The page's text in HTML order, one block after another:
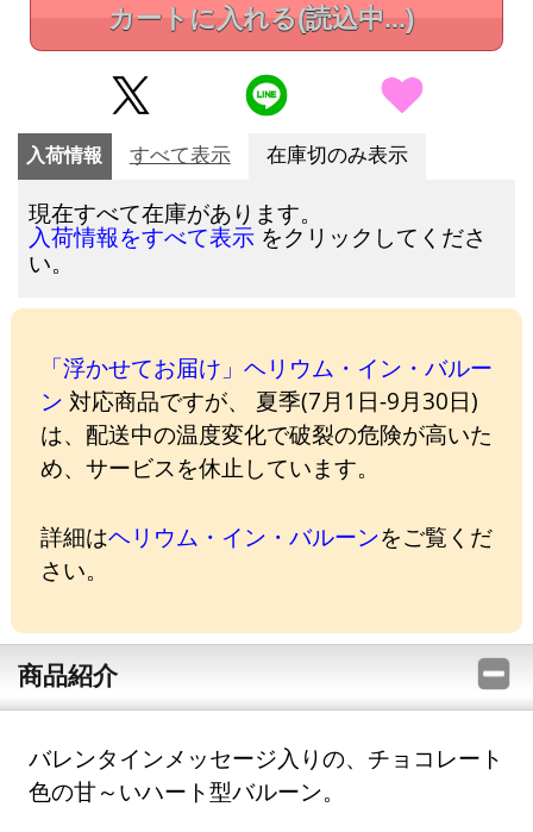
カートに入れる(読込中...)
入荷情報 すべて表示 在庫切のみ表示
現在すべて在庫があります。
入荷情報をすべて表示 をクリックしてくださ
い。
「浮かせてお届け」ヘリウム・イン・バルー
ン 対応商品ですが、 夏季(7月1日-9月30日)
は、配送中の温度変化で破裂の危険が高いた
め、サービスを休止しています。
詳細はヘリウム・イン・バルーンをご覧くだ
さい。
商品紹介
バレンタインメッセージ入りの、チョコレート
色の甘～いハート型バルーン。